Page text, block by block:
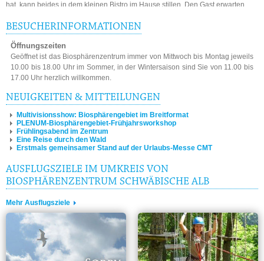
hat, kann beides in dem kleinen Bistro im Hause stillen. Den Gast erwarten
Biosphärengastgebers.
Für Alle, die nach dem Besuch des Biosphärenzentrums Lust bekommen
haben, selbst die Natur zu entdecken, eignet sich das Alte Lager ideal als
Ausgangspunkt für Wanderungen, Rad- oder Inlinetouren auf den ehemaligen
Truppenübungsplatz Münsingen in direkter Umgebung.
Dass der Besuch im Biosphärenzentrum nicht nur einmalig lohnt, davon
überzeugt allein das halbjährlich erscheinende Veranstaltungsprogramm.
Neben informativen Vorträgen, kreativen Seminaren oder spannenden
Exkursionen warten ein Potpourri aus Themen und Menschen rund um das
Biosphärengebiet auf die Gäste.
BESUCHERINFORMATIONEN
Öffnungszeiten
Geöffnet ist das Biosphärenzentrum immer von Mittwoch bis Montag jeweils
10.00 bis 18.00 Uhr im Sommer, in der Wintersaison sind Sie von 11.00 bis
17.00 Uhr herzlich willkommen.
NEUIGKEITEN & MITTEILUNGEN
Multivisionsshow: Biosphärengebiet im Breitformat
PLENUM-Biosphärengebiet-Frühjahrsworkshop
Frühlingsabend im Zentrum
Eine Reise durch den Wald
Erstmals gemeinsamer Stand auf der Urlaubs-Messe CMT
AUSFLUGSZIELE IM UMKREIS VON
BIOSPHÄRENZENTRUM SCHWÄBISCHE ALB
Mehr Ausflugsziele